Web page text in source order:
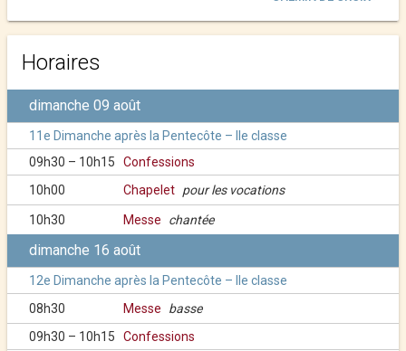
Horaires
dimanche 09 août
11e Dimanche après la Pentecôte – IIe classe
09h30 – 10h15
Confessions
10h00
Chapelet pour les vocations
10h30 Messe chantée
dimanche 16 août
12e Dimanche après la Pentecôte – IIe classe
08h30
Messe
basse
09h30 – 10h15
Confessions